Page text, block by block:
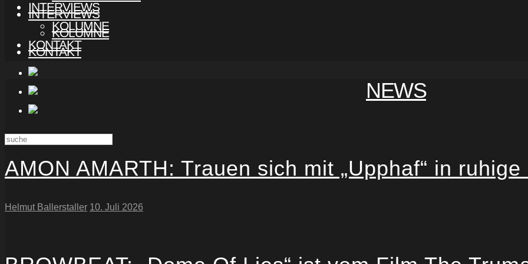
INTERVIEWS
KOLUMNE
KONTAKT
INTERVIEWS
KOLUMNE
KONTAKT
NEWS
AMON AMARTH: Trauen sich mit „Upphaf“ in
Helmut Ballerstaller 10. Juli 2026